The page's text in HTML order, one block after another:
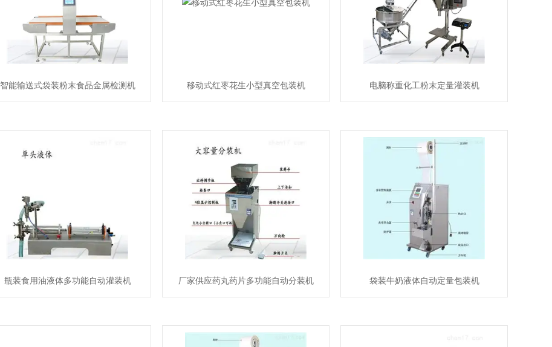
智能输送式袋装粉末食品金属检测机 移动式红枣花生小型真空包装机 电脑称重化工粉末定量灌装机
瓶装食用油液体多功能自动灌装机 厂家供应药丸药片多功能自动分装机 袋装牛奶液体自动定量包装机